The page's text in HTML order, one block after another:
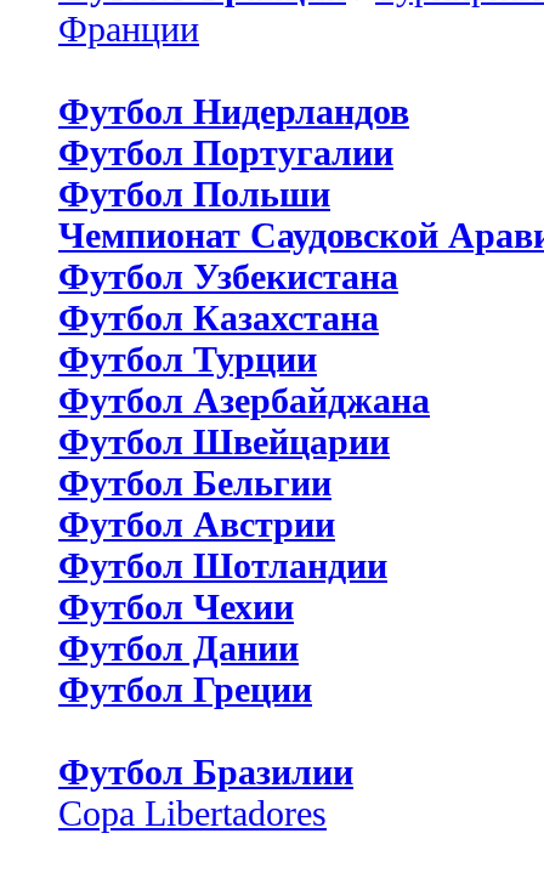
Франции
Футбол Нидерландов
Футбол Португалии
Футбол Польши
Чемпионат Саудовской
Футбол Узбекистана
Футбол Казахстана
Футбол Турции
Футбол Азербайджана
Футбол Швейцарии
Футбол Бельгии
Футбол Австрии
Футбол Шотландии
Футбол Чехии
Футбол Дании
Футбол Греции
Футбол Бразилии
Copa Libertadores